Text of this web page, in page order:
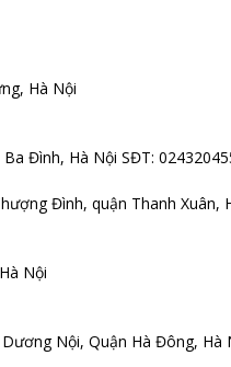
Hà Nội
Đình, Hà Nội SĐT:
Đình, quận Thanh Xuân,
Nội
Nội, Quận Hà Đông, Hà